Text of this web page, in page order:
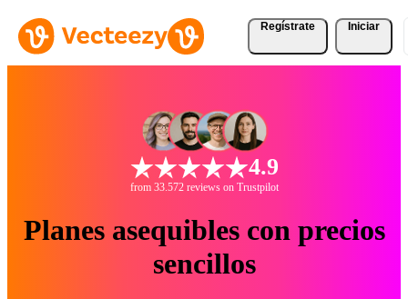
Regístrate Iniciar
4.9
from 33.572 reviews on Trustpilot
Planes asequibles con precios
sencillos